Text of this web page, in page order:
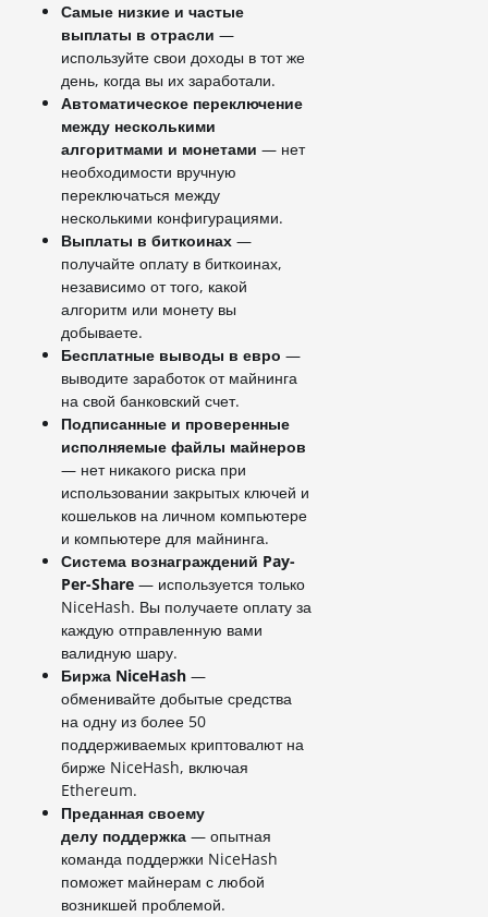
Самые низкие и частые
выплаты в отрасли —
используйте свои доходы в тот же
день, когда вы их заработали.
Автоматическое переключение
между несколькими
алгоритмами и монетами — нет
необходимости вручную
переключаться между
несколькими конфигурациями.
Выплаты в биткоинах —
получайте оплату в биткоинах,
независимо от того, какой
алгоритм или монету вы
добываете.
Бесплатные выводы в евро —
выводите заработок от майнинга
на свой банковский счет.
Подписанные и проверенные
исполняемые файлы майнеров
— нет никакого риска при
использовании закрытых ключей и
кошельков на личном компьютере
и компьютере для майнинга.
Система вознаграждений Pay-
Per-Share — используется только
NiceHash. Вы получаете оплату за
каждую отправленную вами
валидную шару.
Биржа NiceHash —
обменивайте добытые средства
на одну из более 50
поддерживаемых криптовалют на
бирже NiceHash, включая
Ethereum.
Преданная своему
делу поддержка — опытная
команда поддержки NiceHash
поможет майнерам с любой
возникшей проблемой.